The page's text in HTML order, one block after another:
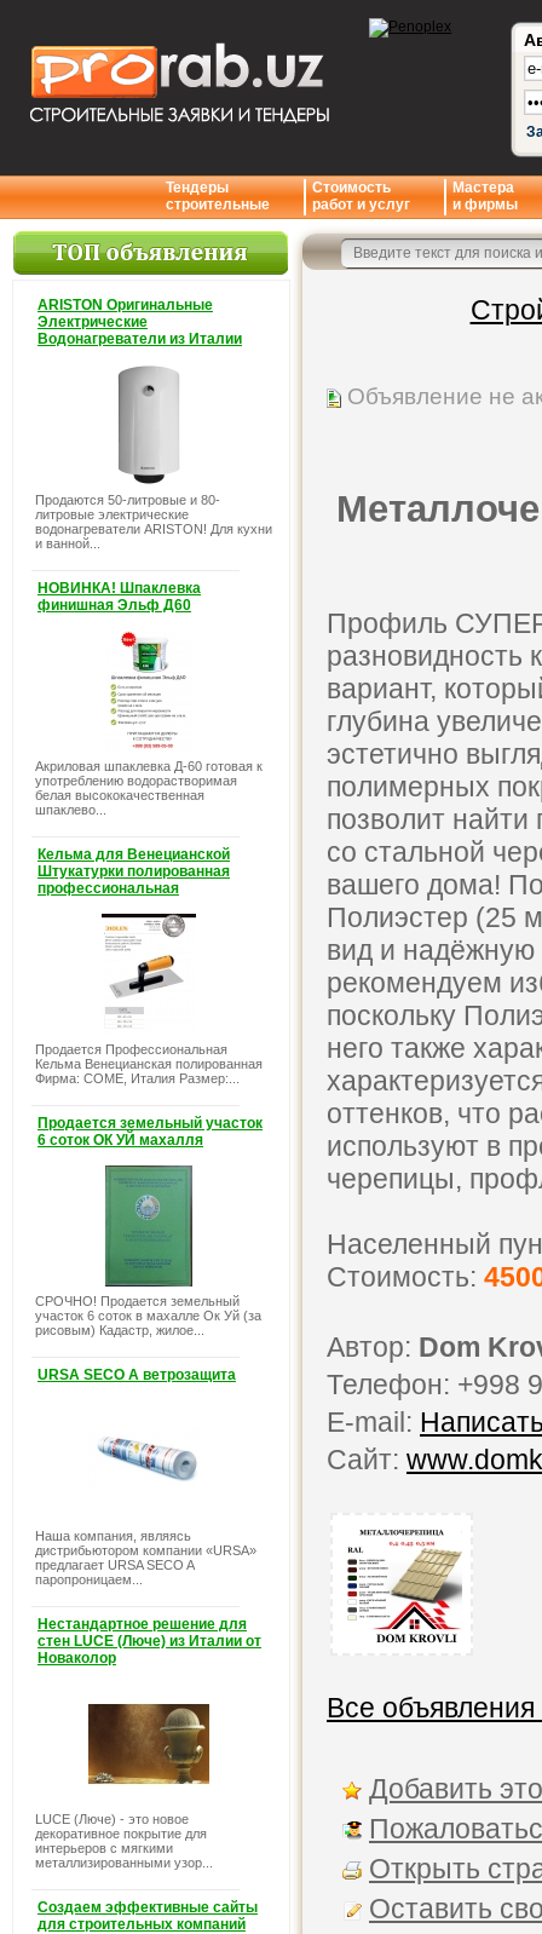
Тендеры
строительные
Стоимость
работ и услуг
Мастера
и фирмы
ARISTON Оригинальные
Электрические
Водонагреватели из Италии
Продаются 50-литровые и 80-
литровые электрические
водонагреватели ARISTON! Для кухни
и ванной...
НОВИНКА! Шпаклевка
финишная Эльф Д60
Акриловая шпаклевка Д-60 готовая к
употреблению водорастворимая
белая высококачественная
шпаклево...
Кельма для Венецианской
Штукатурки полированная
профессиональная
Продается Профессиональная
Кельма Венецианская полированная
Фирма: COME, Италия Размер:...
Продается земельный участок
6 соток ОК УЙ махалля
СРОЧНО! Продается земельный
участок 6 соток в махалле Ок Уй (за
рисовым) Кадастр, жилое...
URSA SECO A ветрозащита
Наша компания, являясь
дистрибьютором компании «URSA»
предлагает URSA SECO A
паропроницаем...
Нестандартное решение для
стен LUCE (Люче) из Италии от
Новаколор
LUCE (Люче) - это новое
декоративное покрытие для
интерьеров с мягкими
металлизированными узор...
Создаем эффективные сайты
для строительных компаний
Объявление не
Профиль
разновидность
вариант,
глубина
эстетично
полимерных
позволит
со стальной
вашего дома!
Полиэстер (25
вид и
рекомендуем
поскольку
него также
оттенков, что
используют в
черепицы,
Населенный
Стоимость:
Автор: Dom
Телефон: +998
E-mail:
Сайт:
Все объявления
Добавить
Открыть
Оставить